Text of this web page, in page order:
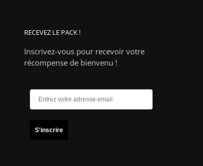
RECEVEZ LE PACK !
Inscrivez-vous pour recevoir votre
récompense de bienvenu !
S'inscrire